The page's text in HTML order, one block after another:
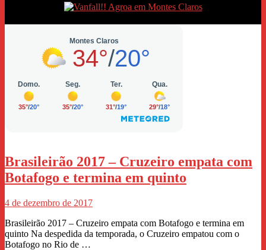
Brasileirão 2017 – Cruzeiro empata com
Botafogo e termina em quinto
4 de dezembro de 2017
Brasileirão 2017 – Cruzeiro empata com Botafogo e termina em
quinto Na despedida da temporada, o Cruzeiro empatou com o
Botafogo no Rio de …